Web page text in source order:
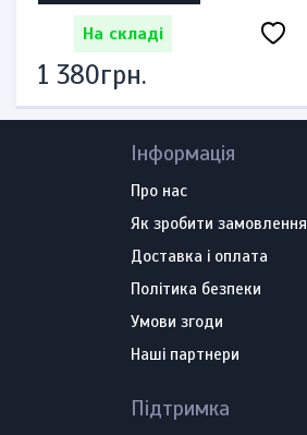
На складі
1 380грн.
Інформація
Про нас
Як зробити замовлення
Доставка і оплата
Політика безпеки
Умови згоди
Наші партнери
Підтримка